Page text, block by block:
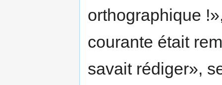
orthographique
courante était
savait rédiger»,